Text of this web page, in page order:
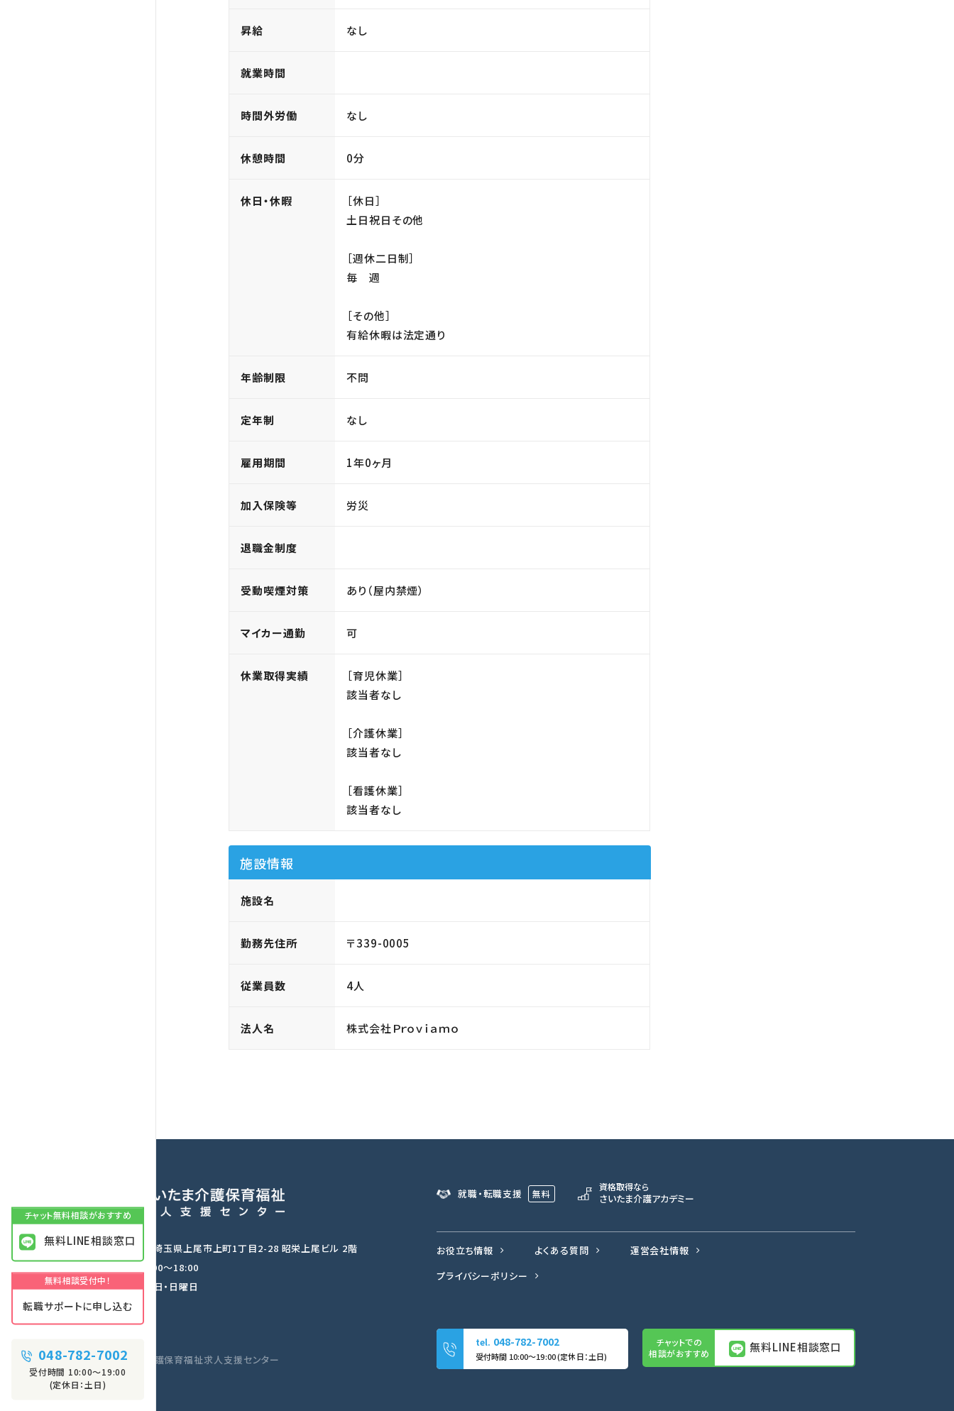
無料LINE相談窓口
転職サポートに申し込む
048-782-7002
昇給 なし
就業時間
時間外労働 なし
休憩時間 0分
休日・休暇
［休日］
土日祝日その他
［週休二日制］
毎 週
［その他］
有給休暇は法定通り
年齢制限 不問
定年制 なし
雇用期間 1年0ヶ月
加入保険等 労災
退職金制度
受動喫煙対策 あり（屋内禁煙）
マイカー通勤 可
休業取得実績
［育児休業］
該当者なし
［介護休業］
該当者なし
［看護休業］
該当者なし
施設情報
施設名
勤務先住所 〒339-0005
従業員数 4人
法人名 株式会社Ｐｒｏｖｉａｍｏ
〒362-0037 埼玉県上尾市上町1丁目2-28 昭栄上尾ビル 2階
営業時間：9:00〜18:00
定休日：土曜日・日曜日
©さいたま介護保育福祉求人支援センター
就職・転職支援 無料
資格取得なら
さいたま介護アカデミー
お役立ち情報 よくある質問
運営会社情報
プライバシーポリシー
無料LINE相談窓口
048-782-7002